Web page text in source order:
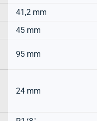
41,2 mm
45 mm
95 mm
24 mm